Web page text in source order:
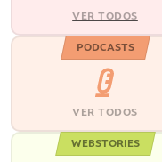
VER TODOS
PODCASTS
VER TODOS
WEBSTORIES